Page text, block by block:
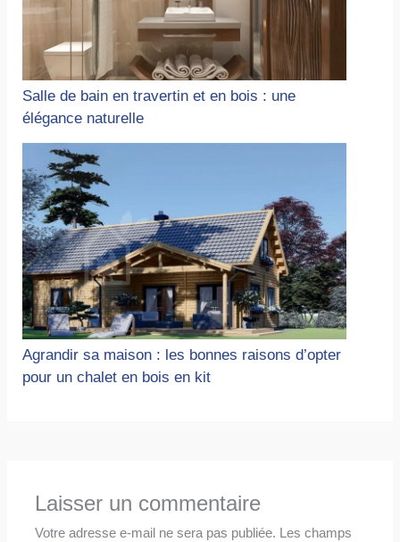
Salle de bain en travertin et en bois : une
élégance naturelle
Agrandir sa maison : les bonnes raisons d’opter
pour un chalet en bois en kit
Laisser un commentaire
Votre adresse e-mail ne sera pas publiée.
Les champs